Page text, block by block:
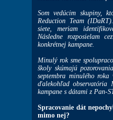
Som vedúcim skupiny,
Reduction Team
siete, meriam
Následne rozposielam
konkrétnej kampane.
Minulý rok sme
školy skúmajú
septembra minulého
ďalekohľad observatória
kampane s dátami z Pan-
Spracovanie dát
mimo nej?